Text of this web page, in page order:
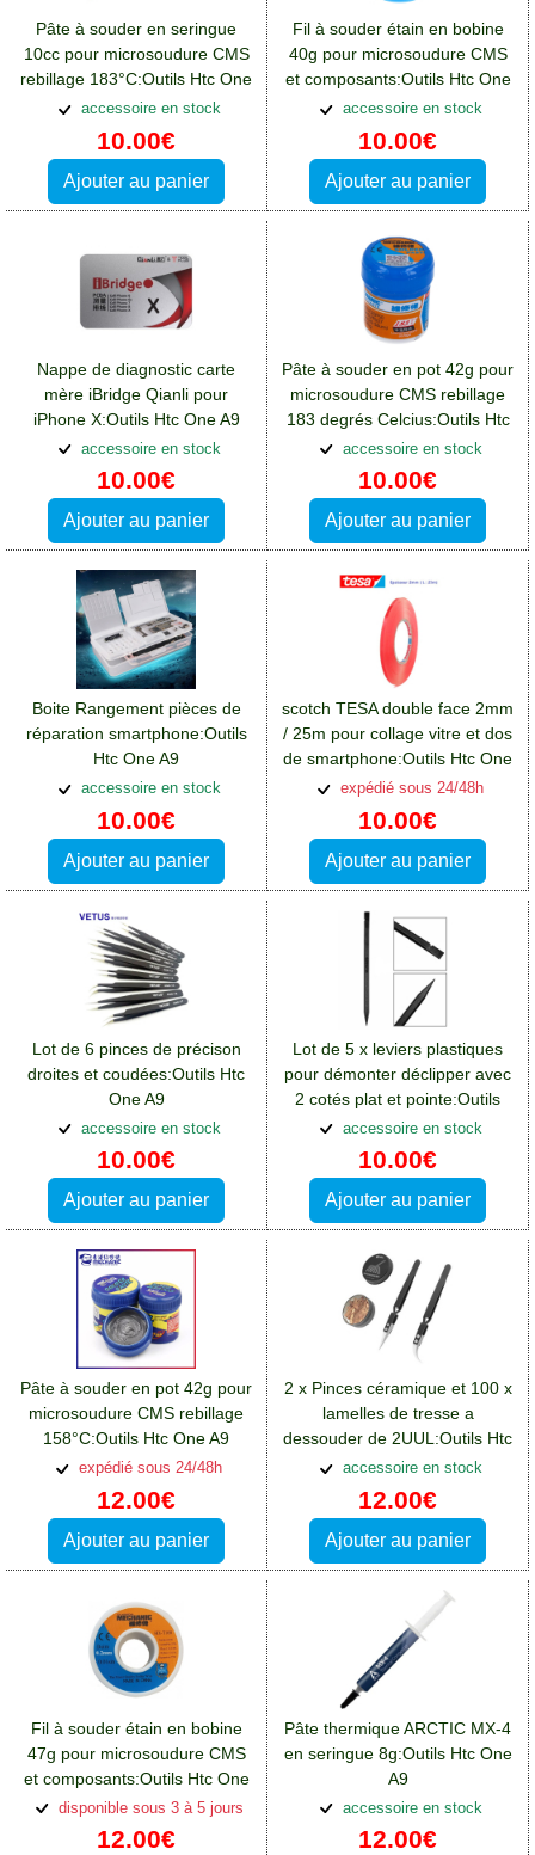
Pâte à souder en seringue
10cc pour microsoudure CMS
rebillage 183°C:Outils Htc One
A9
accessoire en stock
10.00€
Ajouter au panier
Fil à souder étain en bobine
40g pour microsoudure CMS
et composants:Outils Htc One
A9
accessoire en stock
10.00€
Ajouter au panier
Nappe de diagnostic carte
mère iBridge Qianli pour
iPhone X:Outils Htc One A9
accessoire en stock
10.00€
Ajouter au panier
Pâte à souder en pot 42g pour
microsoudure CMS rebillage
183 degrés Celcius:Outils Htc
One A9
accessoire en stock
10.00€
Ajouter au panier
Boite Rangement pièces de
réparation smartphone:Outils
Htc One A9
accessoire en stock
10.00€
Ajouter au panier
scotch TESA double face 2mm
/ 25m pour collage vitre et dos
de smartphone:Outils Htc One
A9
expédié sous 24/48h
10.00€
Ajouter au panier
Lot de 6 pinces de précison
droites et coudées:Outils Htc
One A9
accessoire en stock
10.00€
Ajouter au panier
Lot de 5 x leviers plastiques
pour démonter déclipper avec
2 cotés plat et pointe:Outils
Htc One A9
accessoire en stock
10.00€
Ajouter au panier
Pâte à souder en pot 42g pour
microsoudure CMS rebillage
158°C:Outils Htc One A9
expédié sous 24/48h
12.00€
Ajouter au panier
2 x Pinces céramique et 100 x
lamelles de tresse a
dessouder de 2UUL:Outils Htc
One A9
accessoire en stock
12.00€
Ajouter au panier
Fil à souder étain en bobine
47g pour microsoudure CMS
et composants:Outils Htc One
A9
disponible sous 3 à 5 jours
12.00€
Pâte thermique ARCTIC MX-4
en seringue 8g:Outils Htc One
A9
accessoire en stock
12.00€